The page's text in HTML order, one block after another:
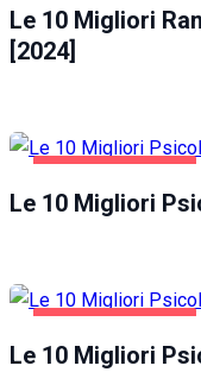
Le 10 Migliori
[2024]
Le 10 Migliori
Le 10 Migliori